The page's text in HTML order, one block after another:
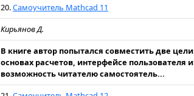
20.Самоучитель Mathcad 11
Кирьянов Д.
В книге автор попытался совместить две
основах расчетов, интерфейсе пользователя
возможность читателю самостоятель...